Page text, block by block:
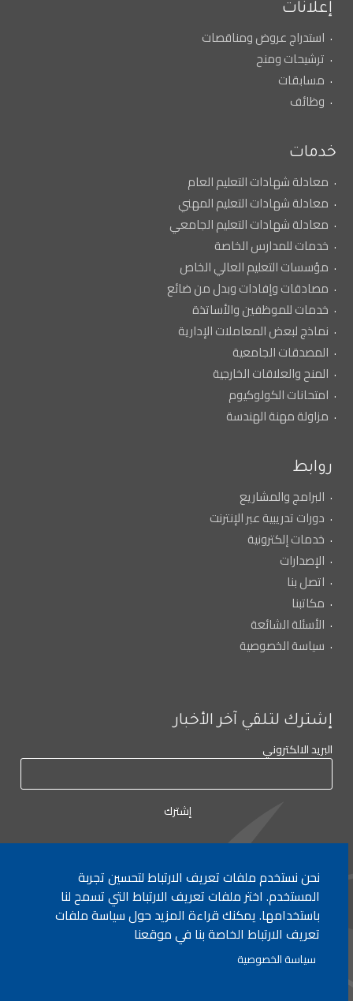
إعلانات
استدراج عروض ومناقصات
ترشيحات ومنح
مسابقات
وظائف
خدمات
معادلة شهادات التعليم العام
معادلة شهادات التعليم المهني
معادلة شهادات التعليم الجامعي
خدمات للمدارس الخاصة
مؤسسات التعليم العالي الخاص
مصادقات وإفادات وبدل من ضائع
خدمات للموظفين والأساتذة
نماذج لبعض المعاملات الإدارية
المصدقات الجامعية
المنح والعلاقات الخارجية
امتحانات الكولوكيوم
مزاولة مهنة الهندسة
روابط
البرامج والمشاريع
دورات تدريبية عبر الإنترنت
خدمات إلكترونية
الإصدارات
اتصل بنا
مكاتبنا
الأسئلة الشائعة
سياسة الخصوصية
إشترك لتلقي آخر الأخبار
البريد الالكتروني
لأي إستفسار الإتصال على:٠١/٧٧٢٠٠٠
جميع الحقوق محفوظة © 2026 , وزارة التربية والتعليم العالي، لبنان.
نحن نستخدم ملفات تعريف الارتباط لتحسين تجربة
المستخدم. اختر ملفات تعريف الارتباط التي تسمح لنا
باستخدامها. يمكنك قراءة المزيد حول سياسة ملفات
تعريف الارتباط الخاصة بنا في موقعنا
سياسة الخصوصية